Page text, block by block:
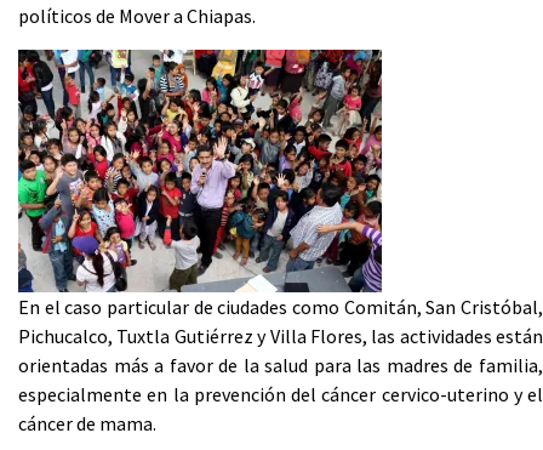
políticos de Mover a Chiapas.
En el caso particular de ciudades como Comitán, San Cristóbal,
Pichucalco, Tuxtla Gutiérrez y Villa Flores, las actividades están
orientadas más a favor de la salud para las madres de familia,
especialmente en la prevención del cáncer cervico-uterino y el
cáncer de mama.